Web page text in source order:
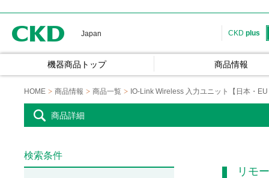
Japan CKD plus
機器商品トップ 商品情報
HOME 商品情報 商品一覧 IO-Link Wireless 入力ユニット【日本・
商品詳細
リモ
検索条件